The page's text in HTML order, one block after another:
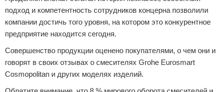
подход и компетентность сотрудников концерна позволили
компании достичь того уровня, на котором это конкурентное
предприятие находится сегодня.
Совершенство продукции оценено покупателями, о чем они и
говорят в своих отзывах о смесителях Grohe Eurosmart
Cosmopolitan и других моделях изделий.